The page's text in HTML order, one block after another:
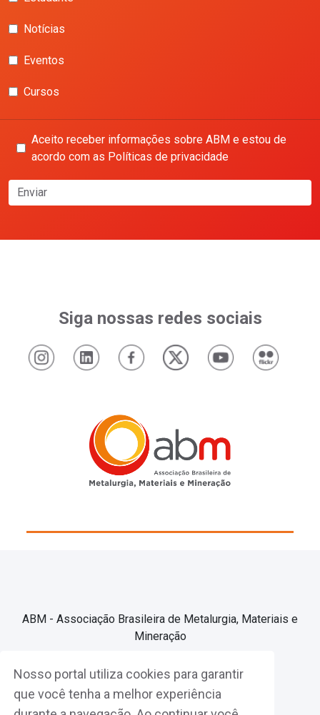
Nosso portal utiliza cookies para garantir
que você tenha a melhor experiência
Notícias
Eventos
Cursos
Aceito receber informações sobre ABM e estou de
acordo com as Políticas de privacidade
Enviar
Siga nossas redes sociais
ABM - Associação Brasileira de Metalurgia, Materiais e
Mineração
Associe-se